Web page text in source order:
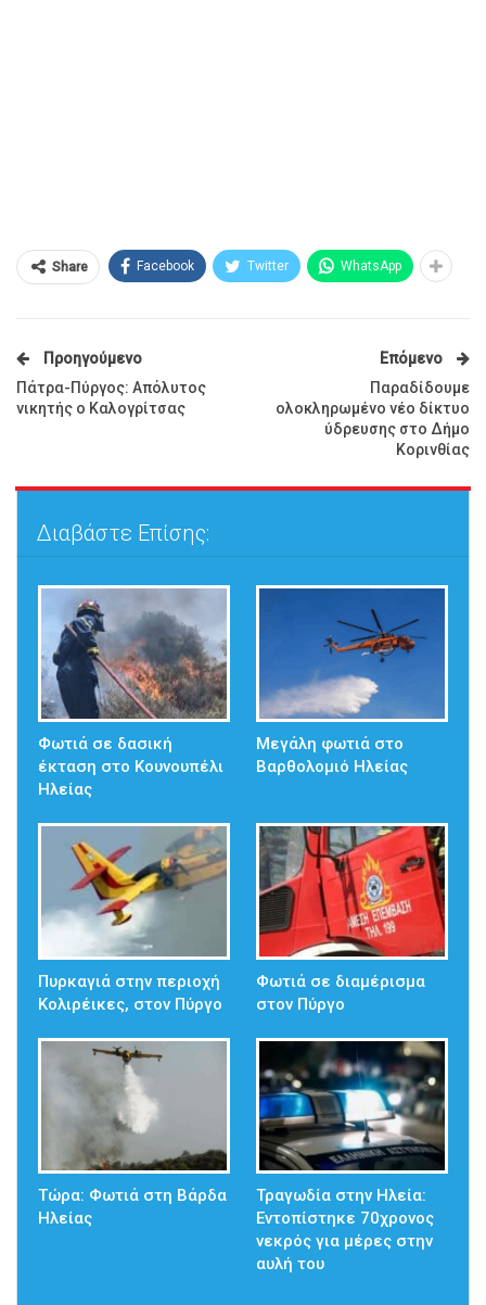
Share Facebook Twitter WhatsApp
Προηγούμενο
Πάτρα-Πύργος: Απόλυτος
νικητής ο Καλογρίτσας
Επόμενο
Παραδίδουμε
ολοκληρωμένο νέο δίκτυο
ύδρευσης στο Δήμο
Κορινθίας
Διαβάστε Επίσης:
Φωτιά σε δασική
έκταση στο Κουνουπέλι
Ηλείας
Μεγάλη φωτιά στο
Βαρθολομιό Ηλείας
Πυρκαγιά στην περιοχή
Κολιρέικες, στον Πύργο
Φωτιά σε διαμέρισμα
στον Πύργο
Τώρα: Φωτιά στη Βάρδα
Ηλείας
Τραγωδία στην Ηλεία:
Εντοπίστηκε 70χρονος
νεκρός για μέρες στην
αυλή του